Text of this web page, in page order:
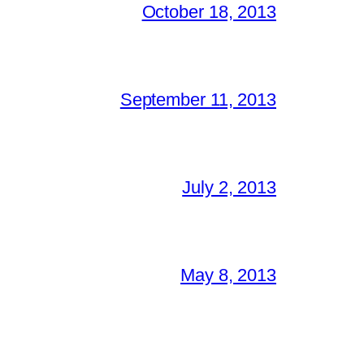
October 18, 2013
September 11, 2013
July 2, 2013
May 8, 2013